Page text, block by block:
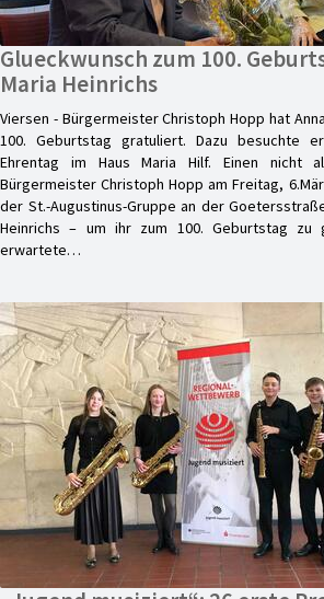
Glueckwunsch zum 100.
Maria Heinrichs
Viersen - Bürgermeister Christoph Hopp hat
100. Geburtstag gratuliert. Dazu besuchte
Ehrentag im Haus Maria Hilf. Einen nicht
Bürgermeister Christoph Hopp am Freitag,
der St.-Augustinus-Gruppe an der
Heinrichs – um ihr zum 100. Geburtstag zu
erwartete…